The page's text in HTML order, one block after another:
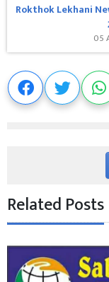
Rokthok Lekhani
05
Related Posts